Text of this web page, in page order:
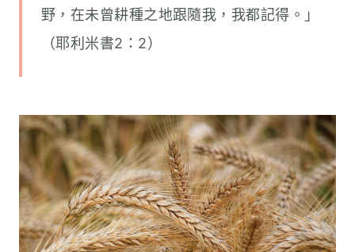
野，在未曾耕種之地跟隨我，我都記得。」
（耶利米書2：2）